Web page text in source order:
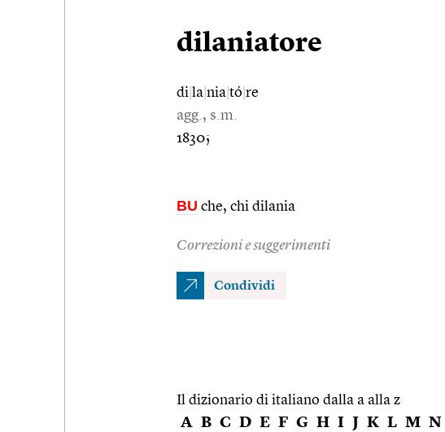
dilaniatore
di la nia tó re
agg., s.m.
1830;
BU che, chi dilania
Correzioni e suggerimenti
Condividi
Il dizionario di italiano dalla a alla z
A B C D E F G H I J K L M N